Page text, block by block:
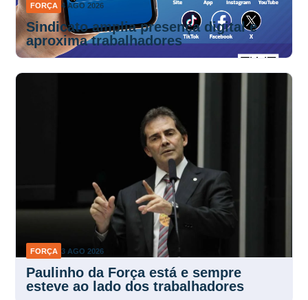
FORÇA 4 AGO 2026
Sindicato amplia presença digital e
aproxima trabalhadores
FORÇA 3 AGO 2026
Paulinho da Força está e sempre
esteve ao lado dos trabalhadores